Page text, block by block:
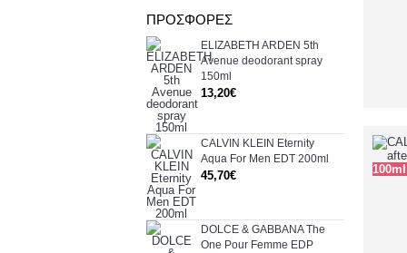
ΠΡΟΣΦΟΡΈΣ
ELIZABETH ARDEN 5th
Avenue deodorant spray
150ml
13,20€
CALVIN KLEIN Eternity
Aqua For Men EDT 200ml
45,70€
DOLCE & GABBANA The
One Pour Femme EDP
100ml